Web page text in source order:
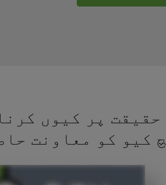
پر کیوں
کیو کو معاونت